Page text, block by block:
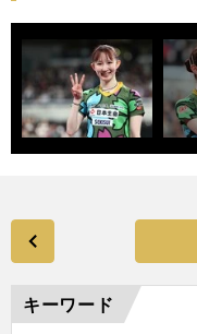
キーワード